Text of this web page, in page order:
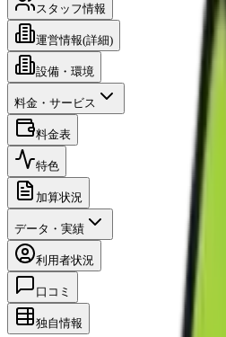
スタッフ情報
運営情報(詳細)
設備・環境
料金・サービス
料金表
特色
加算状況
データ・実績
利用者状況
口コミ
独自情報